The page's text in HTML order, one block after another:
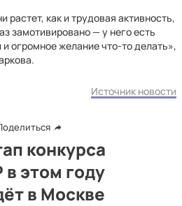
растет, как и трудовая активность,
замотивировано — у него есть
огромное желание что-то делать»,
Источник новости
конкурса
в этом году
в Москве